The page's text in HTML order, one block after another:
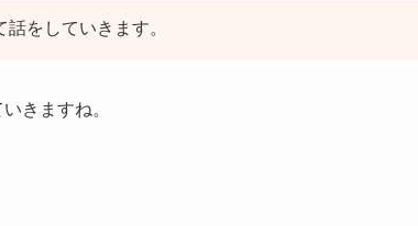
をしていきます。
きますね。